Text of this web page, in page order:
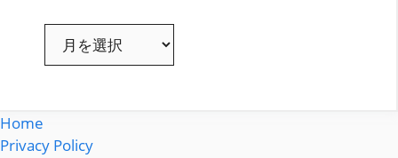
Home
Privacy Policy